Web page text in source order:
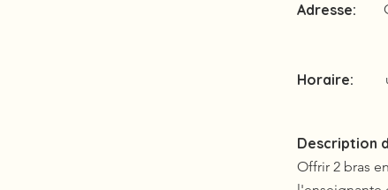
Adresse:
Horaire:
Description
Offrir 2 bras